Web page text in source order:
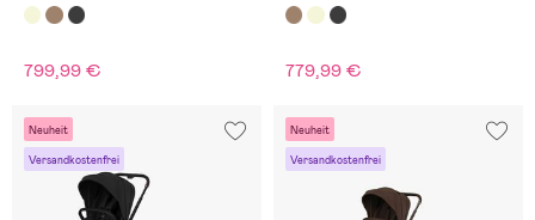
799,99 €
Chocolate
779,99 €
Neuheit
Versandkostenfrei
Neuheit
Versandkostenfrei